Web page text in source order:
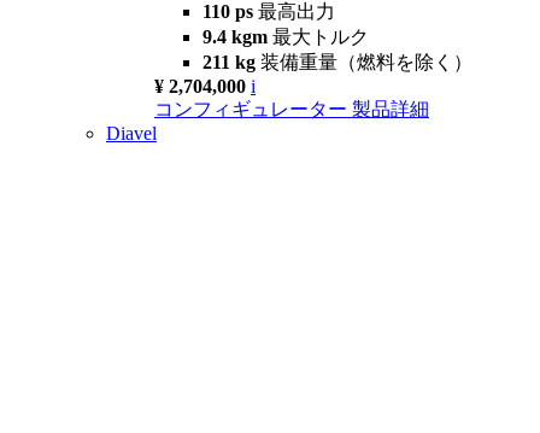
110 ps 最高出力
9.4 kgm 最大トルク
211 kg 装備重量（燃料を除く）
¥ 2,704,000 i
コンフィギュレーター 製品詳細
Diavel